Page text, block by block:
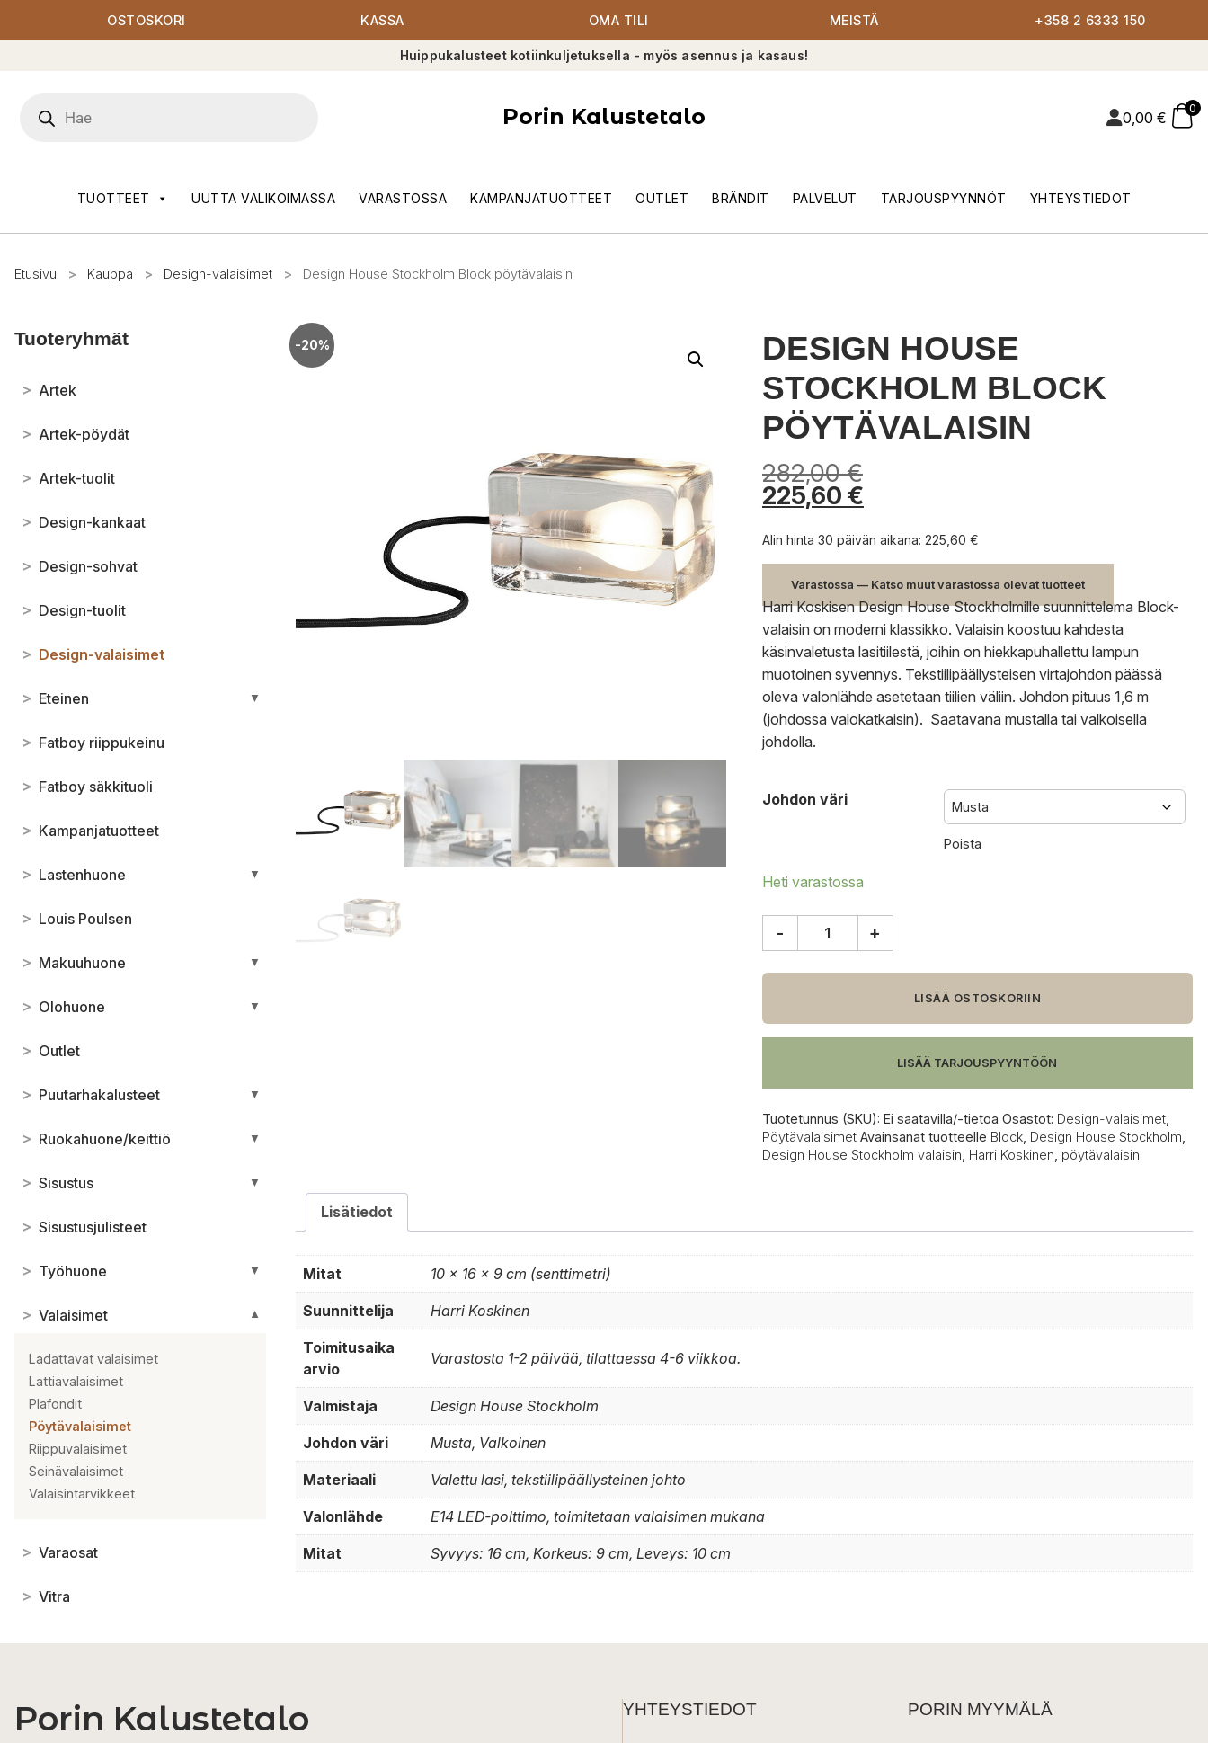
OSTOSKORI KASSA OMA TILI MEISTÄ +358 2 6333 150
Huippukalusteet kotiinkuljetuksella - myös asennus ja kasaus!
search
Porin Kalustetalo 0,00 €
0
TUOTTEET UUTTA VALIKOIMASSA VARASTOSSA KAMPANJATUOTTEET OUTLET BRÄNDIT PALVELUT TARJOUSPYYNNÖT YHTEYSTIEDOT
Etusivu > Kauppa > Design-valaisimet > Design House Stockholm Block pöytävalaisin
Tuoteryhmät
> Artek
> Artek-pöydät
> Artek-tuolit
> Design-kankaat
> Design-sohvat
> Design-tuolit
> Design-valaisimet
> Eteinen ▼
> Fatboy riippukeinu
> Fatboy säkkituoli
> Kampanjatuotteet
> Lastenhuone ▼
> Louis Poulsen
> Makuuhuone ▼
> Olohuone ▼
> Outlet
> Puutarhakalusteet ▼
> Ruokahuone/keittiö ▼
> Sisustus ▼
> Sisustusjulisteet
> Työhuone ▼
> Valaisimet ▼
Ladattavat valaisimet
Lattiavalaisimet
Plafondit
Pöytävalaisimet
Riippuvalaisimet
Seinävalaisimet
Valaisintarvikkeet
> Varaosat
> Vitra
-20%
DESIGN HOUSE
STOCKHOLM BLOCK
PÖYTÄVALAISIN
282,00€
225,60 €
Alin hinta 30 päivän aikana: 225,60 €
Varastossa — Katso muut varastossa olevat tuotteet
Harri Koskisen Design House Stockholmille suunnittelema Block-
valaisin on moderni klassikko. Valaisin koostuu kahdesta
käsinvaletusta lasitiilestä, joihin on hiekkapuhallettu lampun
muotoinen syvennys. Tekstiilipäällysteisen virtajohdon päässä
oleva valonlähde asetetaan tiilien väliin. Johdon pituus 1,6 m
(johdossa valokatkaisin). Saatavana mustalla tai valkoisella
johdolla.
Johdon väri
Poista
Heti varastossa
Stockholm
pöytävalaisin
määrä
- +
LISÄÄ OSTOSKORIIN
LISÄÄ TARJOUSPYYNTÖÖN
Tuotetunnus (SKU): Ei saatavilla/-tietoa Osastot: Design-valaisimet,
Pöytävalaisimet Avainsanat tuotteelle Block, Design House Stockholm
Design House Stockholm valaisin Harri Koskinen pöytävalaisin
Lisätiedot
Mitat 10 × 16 × 9 cm (senttimetri)
Suunnittelija Harri Koskinen
Toimitusaika
arvio
Varastosta 1-2 päivää, tilattaessa 4-6 viikkoa.
Valmistaja Design House Stockholm
Johdon väri Musta, Valkoinen
Materiaali Valettu lasi, tekstiilipäällysteinen johto
Valonlähde E14 LED-polttimo, toimitetaan valaisimen mukana
Mitat Syvyys: 16 cm, Korkeus: 9 cm, Leveys: 10 cm
Porin Kalustetalo YHTEYSTIEDOT PORIN MYYMÄLÄ